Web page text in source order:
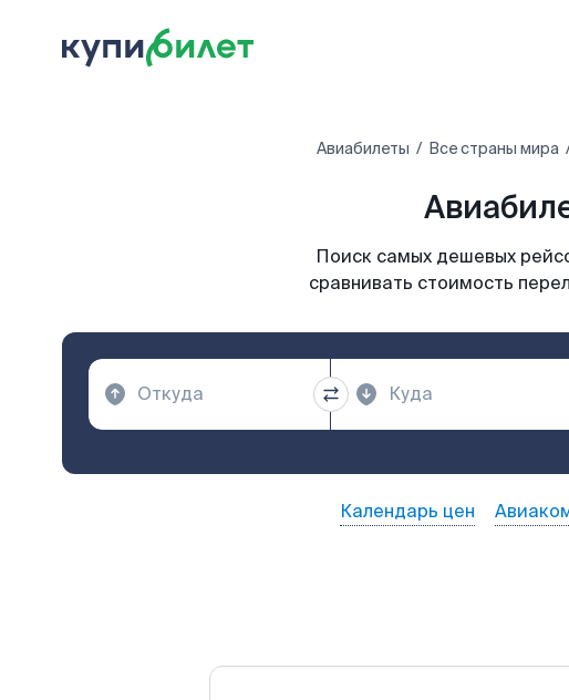
Авиабилеты Все страны мира
Поиск самых дешевых
сравнивать стоимость
Календарь цен